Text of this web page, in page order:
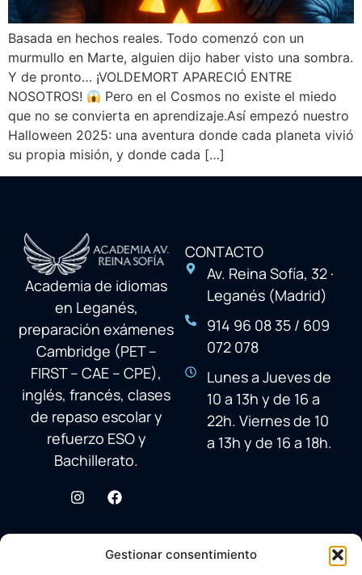
Gestionar consentimiento
Basada en hechos reales. Todo comenzó con un
murmullo en Marte, alguien dijo haber visto una sombra.
Y de pronto… ¡VOLDEMORT APARECIÓ ENTRE
NOSOTROS!
Pero en el Cosmos no existe el miedo
que no se convierta en aprendizaje.Así empezó nuestro
Halloween 2025: una aventura donde cada planeta vivió
su propia misión, y donde cada […]
Academia de idiomas
en Leganés,
preparación exámenes
Cambridge (PET –
FIRST – CAE – CPE),
inglés, francés, clases
de repaso escolar y
refuerzo ESO y
Bachillerato.
CONTACTO
Av. Reina Sofía, 32 ·
Leganés (Madrid)
914 96 08 35 / 609
072 078
Lunes a Jueves de
10 a 13h y de 16 a
22h. Viernes de 10
a 13h y de 16 a 18h.